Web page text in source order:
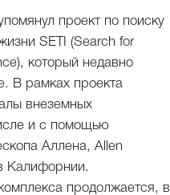
проект по поиску
SETI (Search for
который недавно
В рамках проекта
внеземных
и с помощью
Аллена, Allen
Калифорнии.
продолжается, в